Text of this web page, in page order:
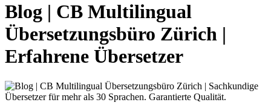
Blog | CB Multilingual
Übersetzungsbüro Zürich |
Erfahrene Übersetzer